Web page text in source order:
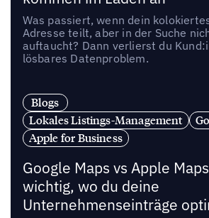
Was passiert, wenn dein
Adresse teilt, aber in der Suche
auftaucht? Dann verlierst du
lösbares Datenproblem.
Blogs
Lokales Listings-Management
Apple for Business
Google Maps vs Apple
wichtig, wo du deine
Unternehmenseinträge